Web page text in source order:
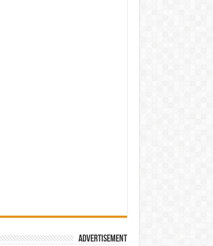
Advertisement